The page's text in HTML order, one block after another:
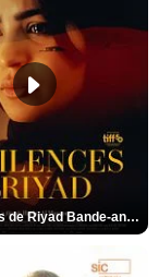
Les Silences de Riyad Bande-annonce VO STFR